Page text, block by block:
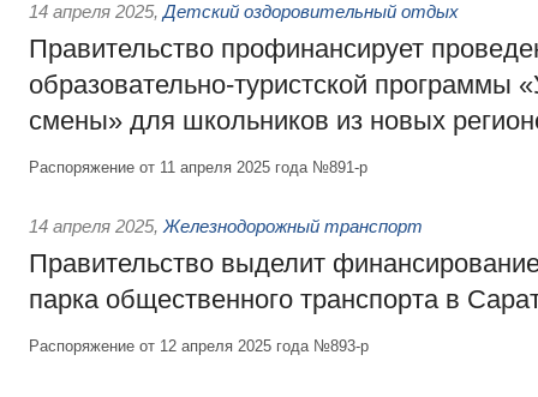
14 апреля 2025, Детский оздоровительный отдых
Правительство профинансирует
образовательно-туристской программы
смены» для школьников из новых
Распоряжение от 11 апреля 2025 года №891-р
14 апреля 2025, Железнодорожный транспорт
Правительство выделит
парка общественного транспорта в
Распоряжение от 12 апреля 2025 года №893-р